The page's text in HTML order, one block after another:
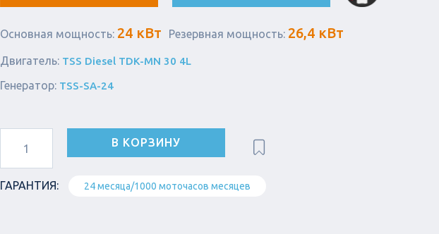
Основная мощность: 24 кВт Резервная мощность: 26,4 кВт
Двигатель: TSS Diesel TDК-MN 30 4L
Генератор: TSS-SA-24
В КОРЗИНУ
ГАРАНТИЯ: 24 месяца/1000 моточасов месяцев